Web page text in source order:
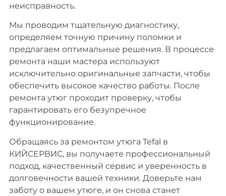
неисправность.
Мы проводим тщательную диагностику,
определяем точную причину поломки и
предлагаем оптимальные решения. В процессе
ремонта наши мастера используют
исключительно оригинальные запчасти, чтобы
обеспечить высокое качество работы. После
ремонта утюг проходит проверку, чтобы
гарантировать его безупречное
функционирование.
Обращаясь за ремонтом утюга Tefal в
КИЙСЕРВИС, вы получаете профессиональный
подход, качественный сервис и уверенность в
долговечности вашей техники. Доверьте нам
заботу о вашем утюге, и он снова станет